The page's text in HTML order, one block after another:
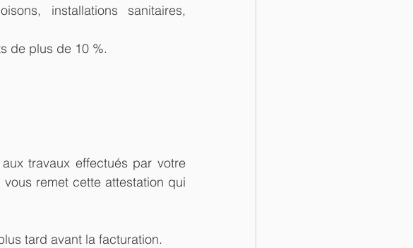
installations sanitaires,
de plus de 10 %.
travaux effectués par votre
remet cette attestation qui
tard avant la facturation.